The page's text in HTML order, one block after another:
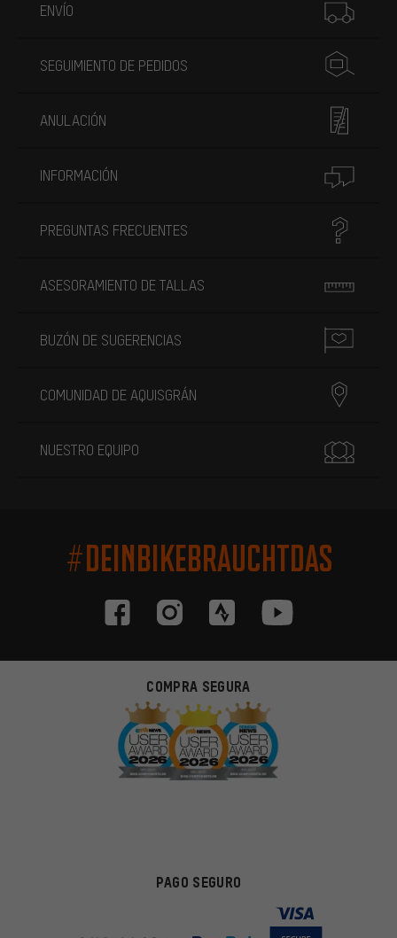
ENVÍO
SEGUIMIENTO DE PEDIDOS
ANULACIÓN
INFORMACIÓN
PREGUNTAS FRECUENTES
ASESORAMIENTO DE TALLAS
BUZÓN DE SUGERENCIAS
COMUNIDAD DE AQUISGRÁN
NUESTRO EQUIPO
#DEINBIKEBRAUCHTDAS
COMPRA SEGURA
PAGO SEGURO